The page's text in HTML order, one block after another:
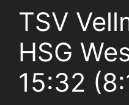
TSV
HSG
15:32